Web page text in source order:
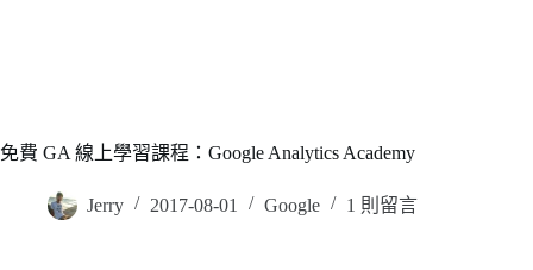
免費 GA 線上學習課程：Google Analytics Academy
Jerry 2017-08-01 Google 1 則留言